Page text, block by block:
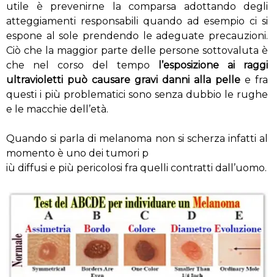
utile è prevenirne la comparsa adottando degli
atteggiamenti responsabili quando ad esempio ci si
espone al sole prendendo le adeguate precauzioni.
Ciò che la maggior parte delle persone sottovaluta è
che nel corso del tempo
l’esposizione ai raggi
ultravioletti può causare gravi danni alla pelle e fra
questi i più problematici sono senza dubbio le rughe
e le macchie dell’età.
Quando si parla di melanoma non si scherza infatti al
momento è uno dei tumori p
iù diffusi e più pericolosi fra quelli contratti dall’uomo.